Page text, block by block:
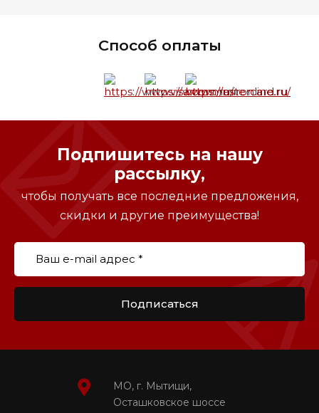
Способ оплаты
Подпишитесь на нашу
рассылку,
чтобы получать все последние предложения,
скидки и другие преимущества!
Подписаться
МО, г. Мытищи,
Осташковское шоссе